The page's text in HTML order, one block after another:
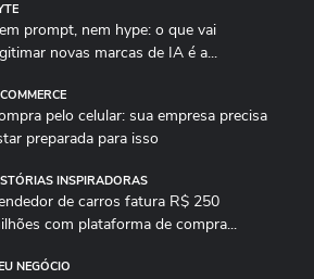
que 99% das transações de
estão abaixo do valor de R$
prompt, nem hype: o que vai
novas marcas de IA é a...
pelo celular: sua empresa precisa
preparada para isso
INSPIRADORAS
de carros fatura R$ 250
com plataforma de compra...
NEGÓCIO